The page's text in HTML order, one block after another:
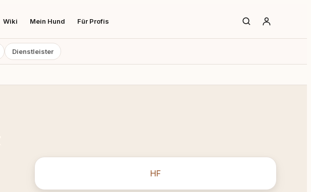
Wiki Mein Hund Für Profis
Dienstleister
HF